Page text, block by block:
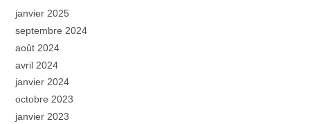
janvier 2025
septembre 2024
août 2024
avril 2024
janvier 2024
octobre 2023
janvier 2023